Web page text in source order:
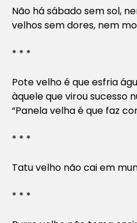
Não há sábado sem sol,
velhos sem dores, nem
* * *
Pote velho é que esfria
àquele que virou sucesso
“Panela velha é que faz
* * *
Tatu velho não cai em
* * *